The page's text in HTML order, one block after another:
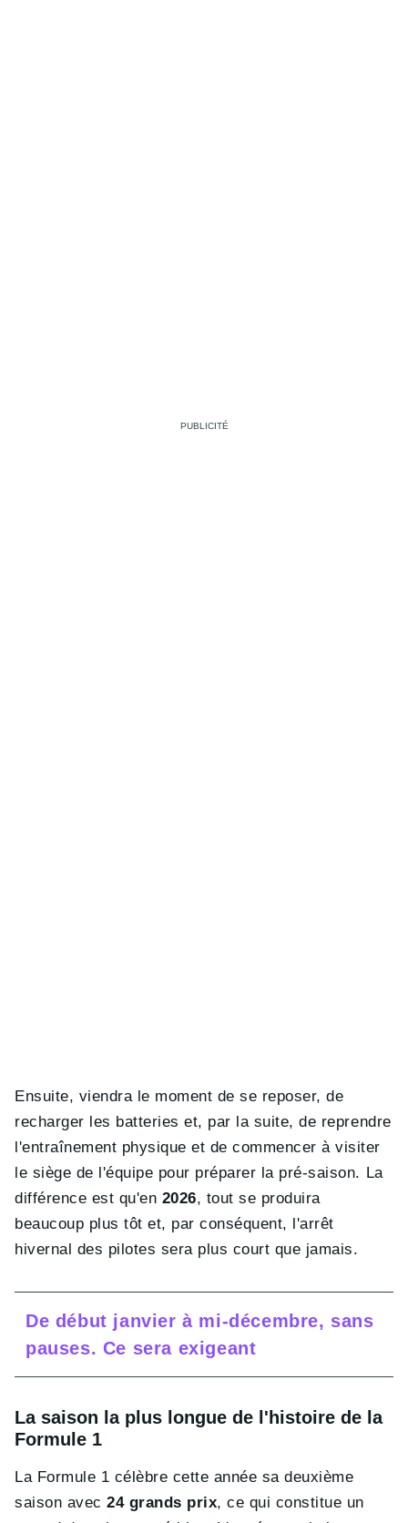
Ensuite, viendra le moment de se reposer, de
recharger les batteries et, par la suite, de reprendre
l'entraînement physique et de commencer à visiter
le siège de l'équipe pour préparer la pré-saison. La
différence est qu'en 2026, tout se produira
beaucoup plus tôt et, par conséquent, l'arrêt
hivernal des pilotes sera plus court que jamais.
De début janvier à mi-décembre, sans
pauses. Ce sera exigeant
La saison la plus longue de l'histoire de la
Formule 1
La Formule 1 célèbre cette année sa deuxième
saison avec24 grands prix, ce qui constitue un